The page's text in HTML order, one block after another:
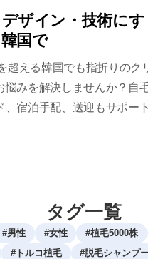
ザイン・技術に
国で
超える韓国でも指折りのク
悩みを解決しませんか？自
、宿泊手配、送迎もサポー
タグ一覧
#男性 #女性 #植毛5000株
#トルコ植毛 #脱毛シャンプ